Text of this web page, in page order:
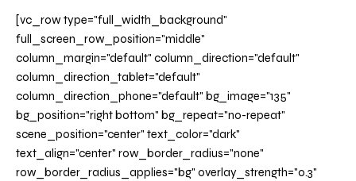
[vc_row type="full_width_background"
full_screen_row_position="middle"
column_margin="default" column_direction="default"
column_direction_tablet="default"
column_direction_phone="default" bg_image="135"
bg_position="right bottom" bg_repeat="no-repeat"
scene_position="center" text_color="dark"
text_align="center" row_border_radius="none"
row_border_radius_applies="bg" overlay_strength="0.3"